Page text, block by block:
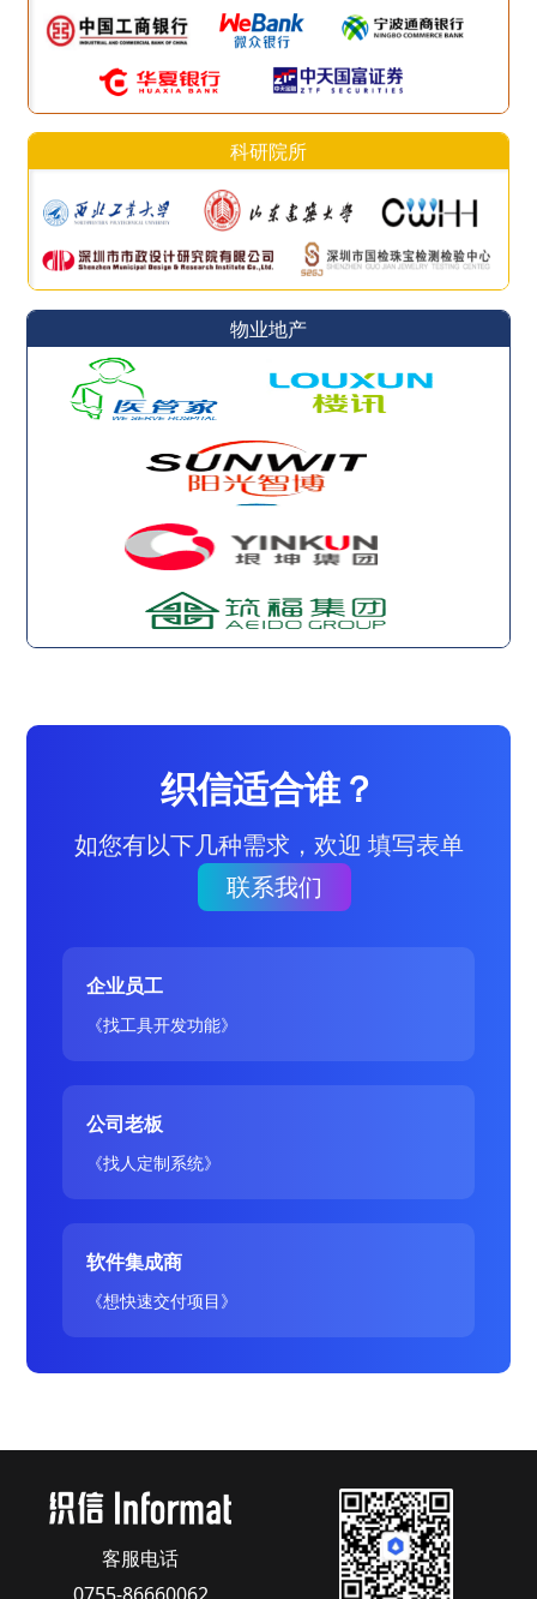
科研院所
物业地产
织信适合谁？
如您有以下几种需求，欢迎 填写表单
联系我们
企业员工
《找工具开发功能》
公司老板
《找人定制系统》
软件集成商
《想快速交付项目》
客服电话